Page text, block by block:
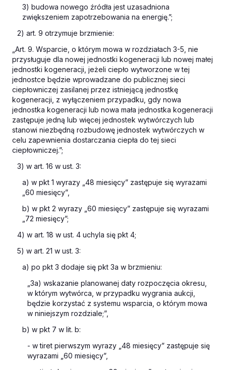
3) budowa nowego źródła jest uzasadniona
zwiększeniem zapotrzebowania na energię.”;
2) art. 9 otrzymuje brzmienie:
„Art. 9. Wsparcie, o którym mowa w rozdziałach 3-5, nie
przysługuje dla nowej jednostki kogeneracji lub nowej małej
jednostki kogeneracji, jeżeli ciepło wytworzone w tej
jednostce będzie wprowadzane do publicznej sieci
ciepłowniczej zasilanej przez istniejącą jednostkę
kogeneracji, z wyłączeniem przypadku, gdy nowa
jednostka kogeneracji lub nowa mała jednostka kogeneracji
zastępuje jedną lub więcej jednostek wytwórczych lub
stanowi niezbędną rozbudowę jednostek wytwórczych w
celu zapewnienia dostarczania ciepła do tej sieci
ciepłowniczej.”;
3) w art. 16 w ust. 3:
a) w pkt 1 wyrazy „48 miesięcy” zastępuje się wyrazami
„60 miesięcy”,
b) w pkt 2 wyrazy „60 miesięcy” zastępuje się wyrazami
„72 miesięcy”;
4) w art. 18 w ust. 4 uchyla się pkt 4;
5) w art. 21 w ust. 3:
a) po pkt 3 dodaje się pkt 3a w brzmieniu:
„3a) wskazanie planowanej daty rozpoczęcia okresu,
w którym wytwórca, w przypadku wygrania aukcji,
będzie korzystać z systemu wsparcia, o którym mowa
w niniejszym rozdziale;”,
b) w pkt 7 w lit. b:
- w tiret pierwszym wyrazy „48 miesięcy” zastępuje się
wyrazami „60 miesięcy”,